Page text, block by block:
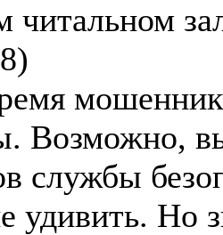
читальном
Возможно,
службы
удивить. Но